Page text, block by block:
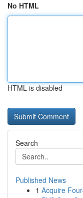
No HTML
HTML is disabled
Search
Published News
1 Acquire